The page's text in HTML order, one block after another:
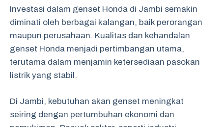
Investasi dalam genset Honda di Jambi semakin
diminati oleh berbagai kalangan, baik perorangan
maupun perusahaan. Kualitas dan kehandalan
genset Honda menjadi pertimbangan utama,
terutama dalam menjamin ketersediaan pasokan
listrik yang stabil.
Di Jambi, kebutuhan akan genset meningkat
seiring dengan pertumbuhan ekonomi dan